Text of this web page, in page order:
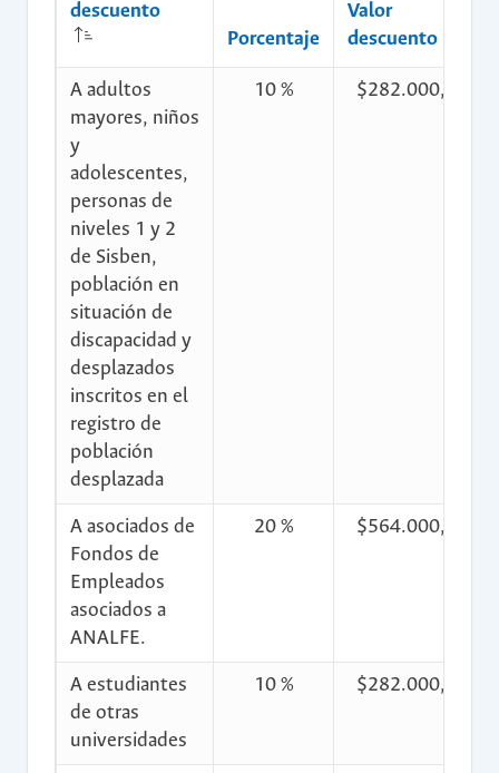
descuento
Porcentaje
Valor
descuento
A adultos
mayores, niños
y
adolescentes,
personas de
niveles 1 y 2
de Sisben,
población en
situación de
discapacidad y
desplazados
inscritos en el
registro de
población
desplazada
10 % $282.000,00
A asociados de
Fondos de
Empleados
asociados a
ANALFE.
20 % $564.000,00
A estudiantes
de otras
universidades
10 % $282.000,00